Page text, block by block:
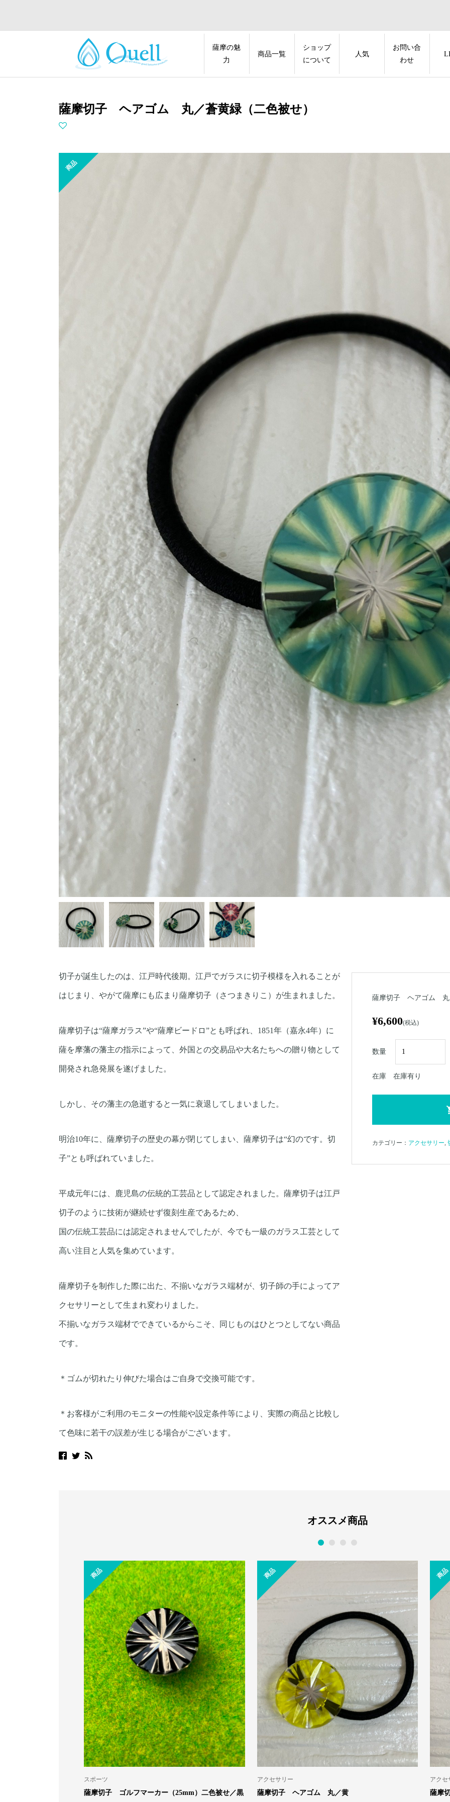
薩摩の魅
力
商品一覧
ショップ
について
人気
お問い合
わせ
薩摩切子 ヘアゴム 丸／蒼黄緑（二色被せ）
商品
切子が誕生したのは、江戸時代後期。江戸でガラスに切子模様を入れることが
はじまり、やがて薩摩にも広まり薩摩切子（さつまきりこ）が生まれました。
薩摩切子は“薩摩ガラス”や“薩摩ビードロ”とも呼ばれ、1851年（嘉永4年）に
薩を摩藩の藩主の指示によって、外国との交易品や大名たちへの贈り物として
開発され急発展を遂げました。
しかし、その藩主の急逝すると一気に衰退してしまいました。
明治10年に、薩摩切子の歴史の幕が閉じてしまい、薩摩切子は“幻のです。切
子”とも呼ばれていました。
平成元年には、鹿児島の伝統的工芸品として認定されました。薩摩切子は江戸
切子のように技術が継続せず復刻生産であるため、
国の伝統工芸品には認定されませんでしたが、今でも一級のガラス工芸として
高い注目と人気を集めています。
薩摩切子を制作した際に出た、不揃いなガラス端材が、切子師の手によってア
クセサリーとして生まれ変わりました。
不揃いなガラス端材でできているからこそ、同じものはひとつとしてない商品
です。
＊ゴムが切れたり伸びた場合はご自身で交換可能です。
＊お客様がご利用のモニターの性能や設定条件等により、実際の商品と比較し
て色味に若干の誤差が生じる場合がございます。
薩摩切子 ヘアゴム 丸
¥6,600(税込)
数量
在庫 在庫有り
カテゴリー： アクセサリー,
オススメ商品
薩摩切子 ヘアゴム 丸／金赤
S
O
L
D
O
U
T
薩摩切子 グリーンフォーク 単色／藍 アロハシャツ（女性）赤 フ
1 2 3 4